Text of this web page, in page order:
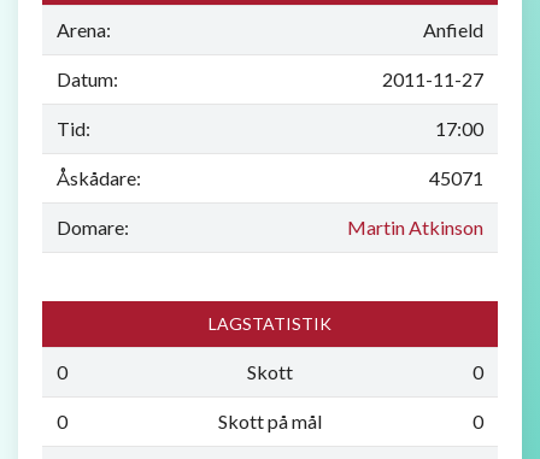
Arena: Anfield
Datum: 2011-11-27
Tid: 17:00
Åskådare: 45071
Domare: Martin Atkinson
LAGSTATISTIK
0 Skott 0
0 Skott på mål 0